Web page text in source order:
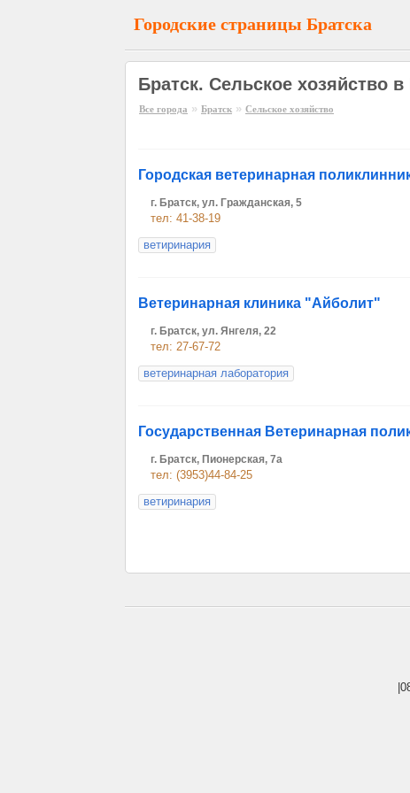
Городские страницы Братска
Братск. Сельское хозяйство в
Все города » Братск » Сельское хозяйство
Городская ветеринарная
г. Братск, ул. Гражданская, 5
тел: 41-38-19
ветиринария
Ветеринарная клиника "Айболит"
г. Братск, ул. Янгеля, 22
тел: 27-67-72
ветеринарная лаборатория
Государственная Ветеринарная
г. Братск, Пионерская, 7а
тел: (3953)44-84-25
ветиринария